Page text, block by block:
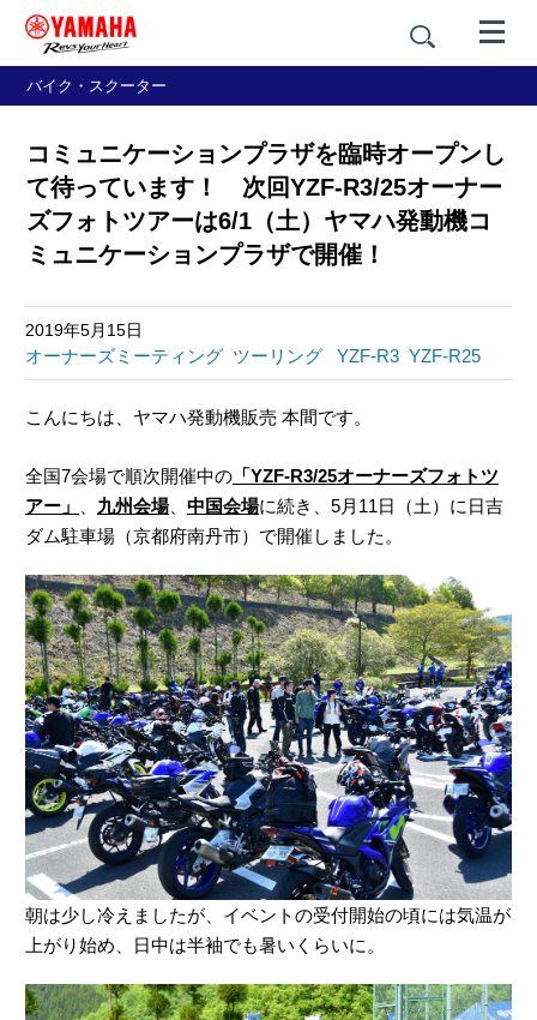
バイク・スクーター
コミュニケーションプラザを臨時オープンし
て待っています！ 次回YZF-R3/25オーナー
ズフォトツアーは6/1（土）ヤマハ発動機コ
ミュニケーションプラザで開催！
2019年5月15日
オーナーズミーティング ツーリング YZF-R3 YZF-R25
こんにちは、ヤマハ発動機販売 本間です。
全国7会場で順次開催中の 「YZF-R3/25オーナーズフォトツ
アー」
九州会場、 中国会場に続き、5月11日（土）に日吉
ダム駐車場（京都府南丹市）で開催しました。
朝は少し冷えましたが、イベントの受付開始の頃には気温が
上がり始め、日中は半袖でも暑いくらいに。